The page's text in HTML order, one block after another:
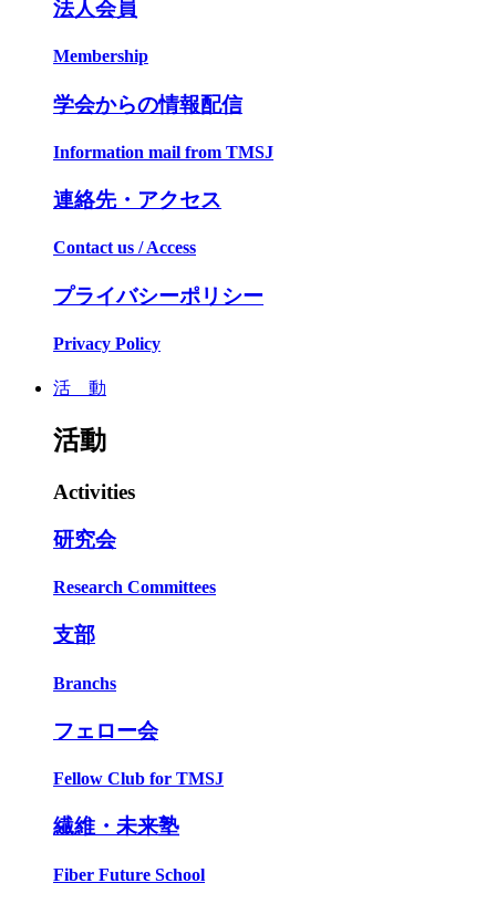
法人会員
Membership
学会からの情報配信
Information mail from TMSJ
連絡先・アクセス
Contact us / Access
プライバシーポリシー
Privacy Policy
活 動
活動
Activities
研究会
Research Committees
支部
Branchs
フェロー会
Fellow Club for TMSJ
繊維・未来塾
Fiber Future School